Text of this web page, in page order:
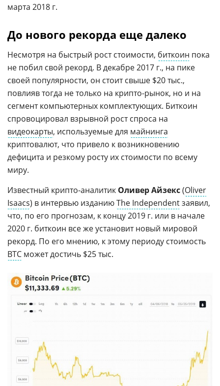
марта 2018 г.
До нового рекорда еще далеко
Несмотря на быстрый рост стоимости, биткоин пока
не побил свой рекорд. В декабре 2017 г., на пике
своей популярности, он стоит свыше $20 тыс.,
повлияв тогда не только на крипто-рынок, но и на
сегмент компьютерных комплектующих. Биткоин
спровоцировал взрывной рост спроса на
видеокарты, используемые для майнинга
криптовалют, что привело к возникновению
дефицита и резкому росту их стоимости по всему
миру.
Известный крипто-аналитик Оливер Айзекс(Oliver
Isaacs) в интервью изданиюThe Independentзаявил,
что, по его прогнозам, к концу 2019 г. или в начале
2020 г. биткоин все же установит новый мировой
рекорд. По его мнению, к этому периоду стоимость
BTC может достичь $25 тыс.